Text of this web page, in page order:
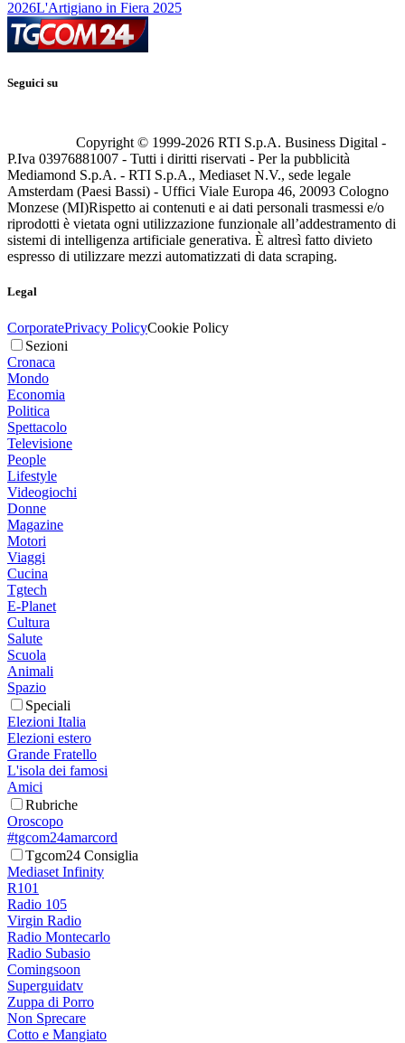
2026L'Artigiano in Fiera 2025
Seguici su
Copyright © 1999-2026 RTI S.p.A. Business Digital -
P.Iva 03976881007 - Tutti i diritti riservati - Per la pubblicità
Mediamond S.p.A. - RTI S.p.A., Mediaset N.V., sede legale
Amsterdam (Paesi Bassi) - Uffici Viale Europa 46, 20093 Cologno
Monzese (MI)Rispetto ai contenuti e ai dati personali trasmessi e/o
riprodotti è vietata ogni utilizzazione funzionale all’addestramento di
sistemi di intelligenza artificiale generativa. È altresì fatto divieto
espresso di utilizzare mezzi automatizzati di data scraping.
Legal
CorporatePrivacy PolicyCookie Policy
Sezioni
Cronaca
Mondo
Economia
Politica
Spettacolo
Televisione
People
Lifestyle
Videogiochi
Donne
Magazine
Motori
Viaggi
Cucina
Tgtech
E-Planet
Cultura
Salute
Scuola
Animali
Spazio
Speciali
Elezioni Italia
Elezioni estero
Grande Fratello
L'isola dei famosi
Amici
Rubriche
Oroscopo
#tgcom24amarcord
Tgcom24 Consiglia
Mediaset Infinity
R101
Radio 105
Virgin Radio
Radio Montecarlo
Radio Subasio
Comingsoon
Superguidatv
Zuppa di Porro
Non Sprecare
Cotto e Mangiato